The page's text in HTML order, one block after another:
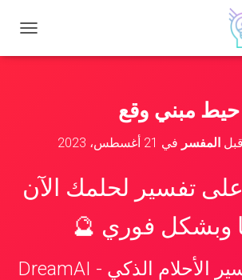
ب
ل
حيط مبني وقع
المفسر في 21 أغسطس، 2023
تفسير لحلمك الآن
وبشكل فوري 🔮
📱 تطبيق تفسير الأحلام الذكي - DreamAI